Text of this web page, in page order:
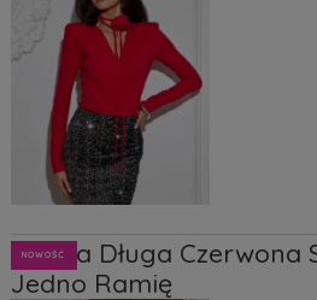
Ariana Długa Czerwona
Jedno Ramię
NOWOŚĆ